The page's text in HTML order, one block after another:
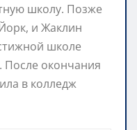
школу. Позже
и Жаклин
школе
После окончания
в колледж